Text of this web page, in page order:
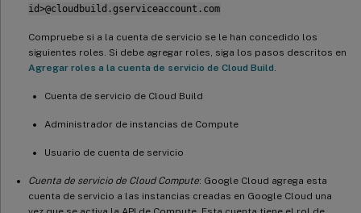
id>@cloudbuild.gserviceaccount.com
Compruebe si a la cuenta de servicio se le han concedido los
siguientes roles. Si debe agregar roles, siga los pasos descritos en
Agregar roles a la cuenta de servicio de Cloud Build
Cuenta de servicio de Cloud Build
Administrador de instancias de Compute
Usuario de cuenta de servicio
Cuenta de servicio de Cloud Compute: Google Cloud agrega esta
cuenta de servicio a las instancias creadas en Google Cloud una